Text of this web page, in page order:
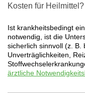
Kosten für Heilmittel?
Ist krankheitsbedingt
notwendig, ist die
sicherlich sinnvoll (z. B.
Unverträglichkeiten,
ärztliche